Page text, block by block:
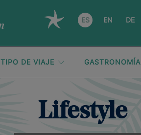
ES EN DE
TIPO DE VIAJE GASTRONOMÍA
Lifestyle